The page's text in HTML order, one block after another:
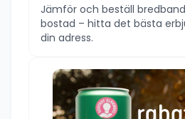
Jämför och beställ
bostad – hitta det bästa
din adress.